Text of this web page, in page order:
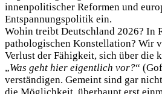
innenpolitischer Reformen und
Entspannungspolitik ein.
Wohin treibt Deutschland 2026? In
pathologischen Konstellation? Wir
Verlust der Fähigkeit, sich über die
„Was geht hier eigentlich vor?“
verständigen. Gemeint sind gar